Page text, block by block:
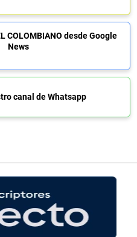
COLOMBIANO desde Google
News
canal de Whatsapp